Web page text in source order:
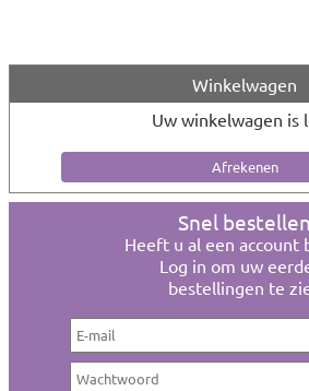
Winkelwagen
Uw winkelwagen is
Snel bestellen
Heeft u al een account
Log in om uw
bestellingen te